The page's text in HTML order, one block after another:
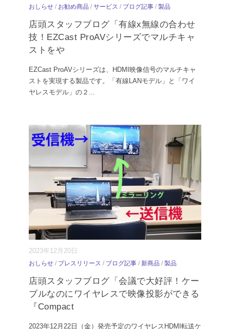
おしらせ / お勧め商品 / サービス / ブログ記事 / 製品
店頭スタッフブログ「有線x無線の合わせ
技！EZCast ProAVシリーズでマルチキャ
ストをや
EZCast ProAVシリーズは、HDMI映像信号のマルチキャ
ストを実現する製品です。「有線LANモデル」と「ワイ
ヤレスモデル」の２ ...
2023年12月20日
おしらせ / プレスリリース / ブログ記事 / 新商品 / 製品
店頭スタッフブログ「会議で大好評！ケー
ブルなのにワイヤレスで映像投影ができる
『Compact
2023年12月22日（金）発売予定のワイヤレスHDMI転送ケ